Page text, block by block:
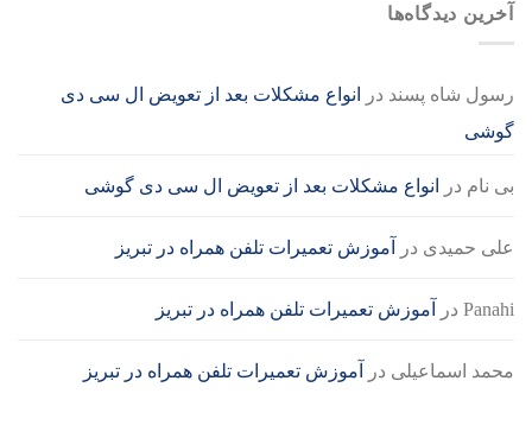
آخرین دیدگاه‌ها
رسول شاه پسند در
انواع مشکلات بعد از تعویض ال سی دی
گوشی
بی نام در انواع مشکلات بعد از تعویض ال سی دی گوشی
علی حمیدی در آموزش تعمیرات تلفن همراه در تبریز
Panahi در آموزش تعمیرات تلفن همراه در تبریز
محمد اسماعیلی در آموزش تعمیرات تلفن همراه در تبریز